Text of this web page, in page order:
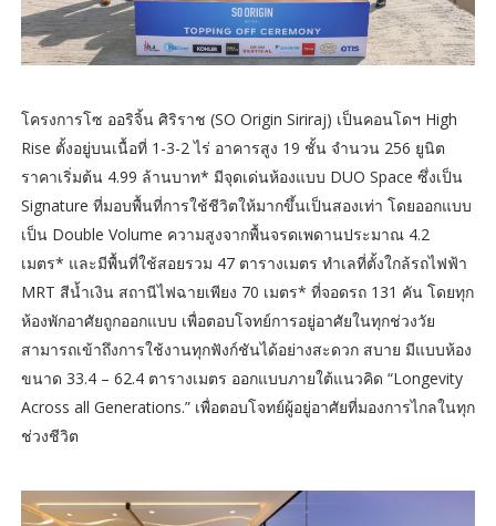
โครงการโซ ออริจิ้น ศิริราช (SO Origin Siriraj) เป็นคอนโดฯ High
Rise ตั้งอยู่บนเนื้อที่ 1-3-2 ไร่ อาคารสูง 19 ชั้น จำนวน 256 ยูนิต
ราคาเริ่มต้น 4.99 ล้านบาท* มีจุดเด่นห้องแบบ DUO Space ซึ่งเป็น
Signature ที่มอบพื้นที่การใช้ชีวิตให้มากขึ้นเป็นสองเท่า โดยออกแบบ
เป็น Double Volume ความสูงจากพื้นจรดเพดานประมาณ 4.2
เมตร* และมีพื้นที่ใช้สอยรวม 47 ตารางเมตร ทำเลที่ตั้งใกล้รถไฟฟ้า
MRT สีน้ำเงิน สถานีไฟฉายเพียง 70 เมตร* ที่จอดรถ 131 คัน โดยทุก
ห้องพักอาศัยถูกออกแบบ เพื่อตอบโจทย์การอยู่อาศัยในทุกช่วงวัย
สามารถเข้าถึงการใช้งานทุกฟังก์ชันได้อย่างสะดวก สบาย มีแบบห้อง
ขนาด 33.4 – 62.4 ตารางเมตร ออกแบบภายใต้แนวคิด “Longevity
Across all Generations.” เพื่อตอบโจทย์ผู้อยู่อาศัยที่มองการไกลในทุก
ช่วงชีวิต